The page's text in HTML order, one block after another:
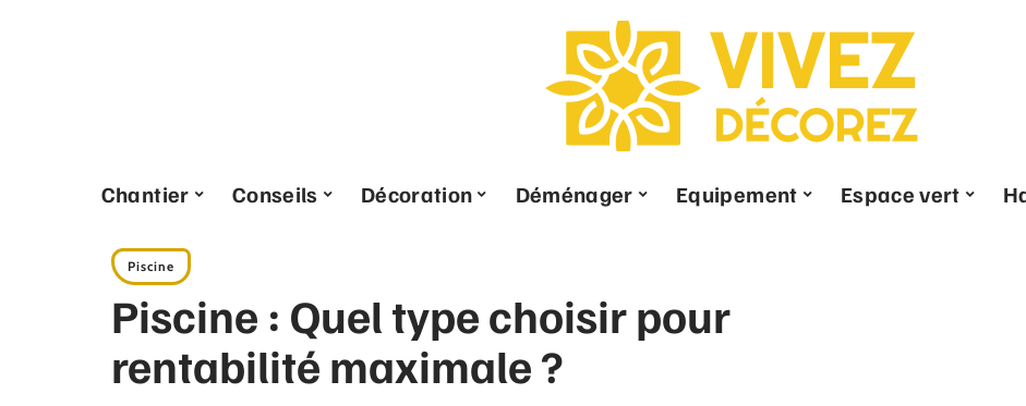
Chantier Conseils Décoration Déménager Equipement Espace vert
Piscine
Piscine : Quel type choisir pour
rentabilité maximale ?